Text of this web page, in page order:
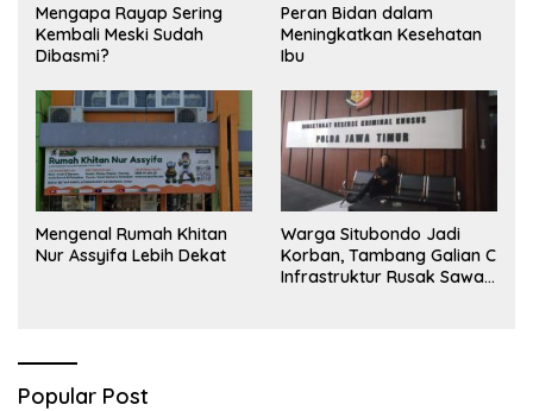
Mengapa Rayap Sering
Kembali Meski Sudah
Dibasmi?
Peran Bidan dalam
Meningkatkan Kesehatan
Ibu
Mengenal Rumah Khitan
Nur Assyifa Lebih Dekat
Warga Situbondo Jadi
Korban, Tambang Galian C
Infrastruktur Rusak Sawah
Popular Post